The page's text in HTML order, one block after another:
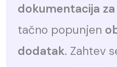
dokumentacija
tačno popunjen
dodatak. Zahtev